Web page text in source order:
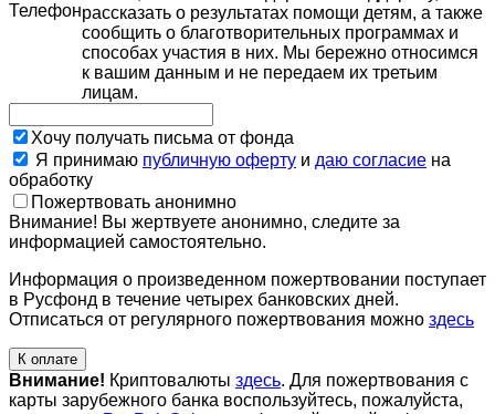
Телефонрассказать о результатах помощи детям, а также
сообщить о благотворительных программах и
способах участия в них. Мы бережно относимся
к вашим данным и не передаем их третьим
лицам.
Хочу получать письма от фонда
Я принимаю публичную оферту и даю согласие на
обработку
Пожертвовать анонимно
Внимание! Вы жертвуете анонимно, следите за
информацией самостоятельно.
Информация о произведенном пожертвовании поступает
в Русфонд в течение четырех банковских дней.
Отписаться от регулярного пожертвования можно здесь
К оплате
Внимание! Криптовалюты здесь. Для пожертвования с
карты зарубежного банка воспользуйтесь, пожалуйста,